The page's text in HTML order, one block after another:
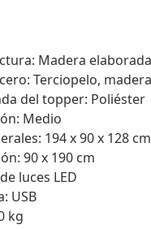
Madera elaborada
Terciopelo,
del topper: Poliéster
Medio
194 x 90 x 128
90 x 190 cm
luces LED
USB
kg